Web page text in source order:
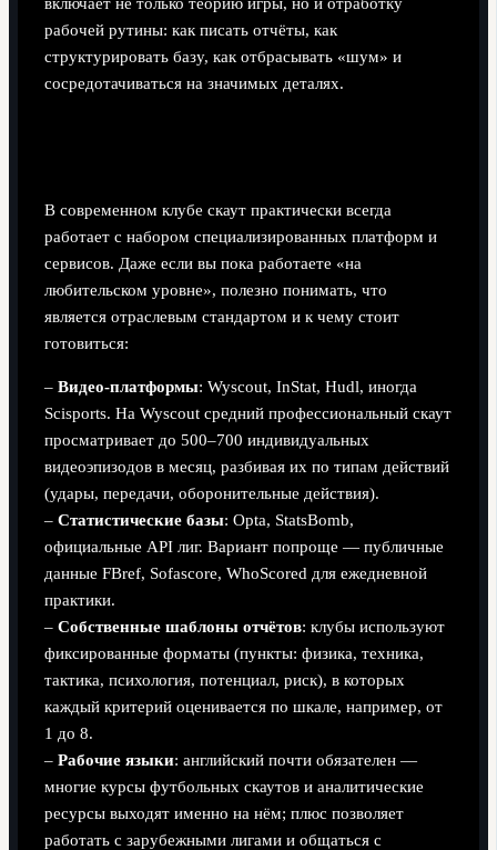
рабочей рутины: как писать отчёты, как
структурировать базу, как отбрасывать «шум» и
сосредотачиваться на значимых деталях.
В современном клубе скаут практически всегда
работает с набором специализированных платформ и
сервисов. Даже если вы пока работаете «на
любительском уровне», полезно понимать, что
является отраслевым стандартом и к чему стоит
готовиться:
– Видео-платформы: Wyscout, InStat, Hudl, иногда
Scisports. На Wyscout средний профессиональный скаут
просматривает до 500–700 индивидуальных
видеоэпизодов в месяц, разбивая их по типам действий
(удары, передачи, оборонительные действия).
– Статистические базы: Opta, StatsBomb,
официальные API лиг. Вариант попроще — публичные
данные FBref, Sofascore, WhoScored для ежедневной
практики.
– Собственные шаблоны отчётов: клубы используют
фиксированные форматы (пункты: физика, техника,
тактика, психология, потенциал, риск), в которых
каждый критерий оценивается по шкале, например, от
1 до 8.
– Рабочие языки: английский почти обязателен —
многие курсы футбольных скаутов и аналитические
ресурсы выходят именно на нём; плюс позволяет
работать с зарубежными лигами и общаться с